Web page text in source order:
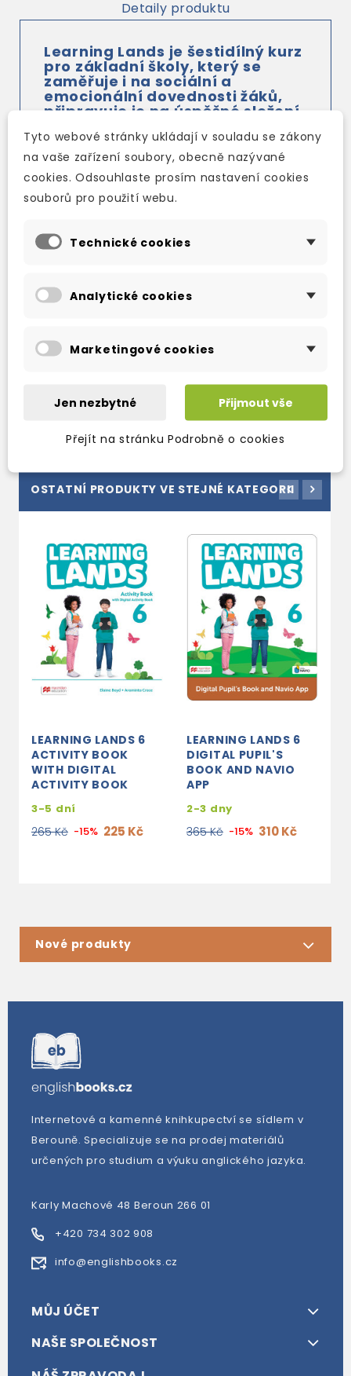
Detaily produktu
Learning Lands je šestidílný kurz
pro základní školy, který se
zaměřuje i na sociální a
emocionální dovednosti žáků,
připravuje je na úspěšné složení
potenciál k tomu, aby se mohli
zlepšovat a naučit se
komunikovat v angličtině.
UčebniceLearning Lands
písničkami a tanečními kreacemi,
ve styluvlogů. Kromě toho je nutno zmínit i
pomáhají snižovat stres i úzkost
poskytují klidnější a příjemnější cestu k učení.
OSTATNÍ PRODUKTY VE STEJNÉ KATEGORII
LEARNING LANDS 6
ACTIVITY BOOK
WITH DIGITAL
ACTIVITY BOOK
3-5 dní
265 Kč -15% 225 Kč
LEARNING LANDS 6
DIGITAL PUPIL'S
BOOK AND NAVIO
APP
2-3 dny
365 Kč -15% 310 Kč
Nové produkty
Internetové a kamenné knihkupectví se sídlem v
Berouně. Specializuje se na prodej materiálů
určených pro studium a výuku anglického jazyka.
Karly Machové 48 Beroun 266 01
+420 734 302 908
info@englishbooks.cz
MŮJ ÚČET
NAŠE SPOLEČNOST
Tyto webové stránky ukládají v souladu se zákony
na vaše zařízení soubory, obecně nazývané
cookies. Odsouhlaste prosím nastavení cookies
souborů pro použití webu.
Technické cookies
Analytické cookies
Marketingové cookies
Jen nezbytné Přijmout vše
Přejít na stránku Podrobně o cookies